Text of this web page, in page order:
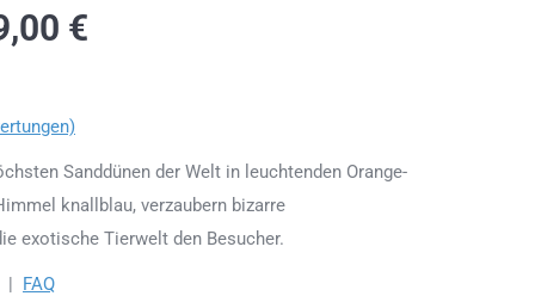
€
Sanddünen der Welt in leuchtenden Orange-
knallblau, verzaubern bizarre
exotische Tierwelt den Besucher.
| FAQ